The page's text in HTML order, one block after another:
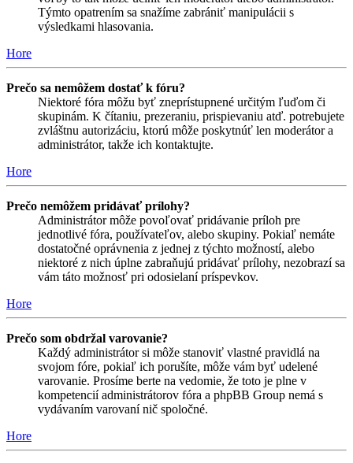
Týmto opatrením sa snažíme zabrániť manipulácii s
výsledkami hlasovania.
Hore
Prečo sa nemôžem dostať k fóru?
Niektoré fóra môžu byť zneprístupnené určitým ľuďom či
skupinám. K čítaniu, prezeraniu, prispievaniu atď. potrebujete
zvláštnu autorizáciu, ktorú môže poskytnúť len moderátor a
administrátor, takže ich kontaktujte.
Hore
Prečo nemôžem pridávať prílohy?
Administrátor môže povoľovať pridávanie príloh pre
jednotlivé fóra, používateľov, alebo skupiny. Pokiaľ nemáte
dostatočné oprávnenia z jednej z týchto možností, alebo
niektoré z nich úplne zabraňujú pridávať prílohy, nezobrazí sa
vám táto možnosť pri odosielaní príspevkov.
Hore
Prečo som obdržal varovanie?
Každý administrátor si môže stanoviť vlastné pravidlá na
svojom fóre, pokiaľ ich porušíte, môže vám byť udelené
varovanie. Prosíme berte na vedomie, že toto je plne v
kompetencií administrátorov fóra a phpBB Group nemá s
vydávaním varovaní nič spoločné.
Hore